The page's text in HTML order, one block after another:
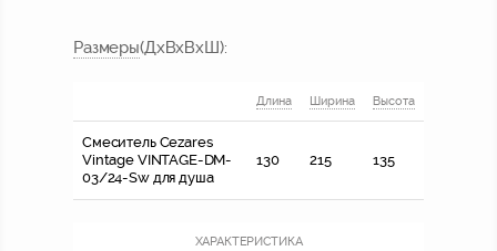
Размеры(ДхВхВхШ):
Длина Ширина Высота
Смеситель Cezares
Vintage VINTAGE-DM-
03/24-Sw для душа
130 215 135
ХАРАКТЕРИСТИКА